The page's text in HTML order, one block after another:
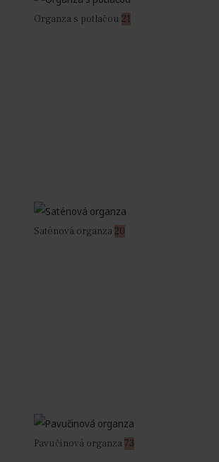
Organza s potlačou 21
Saténová organza 20
Pavučinová organza 73